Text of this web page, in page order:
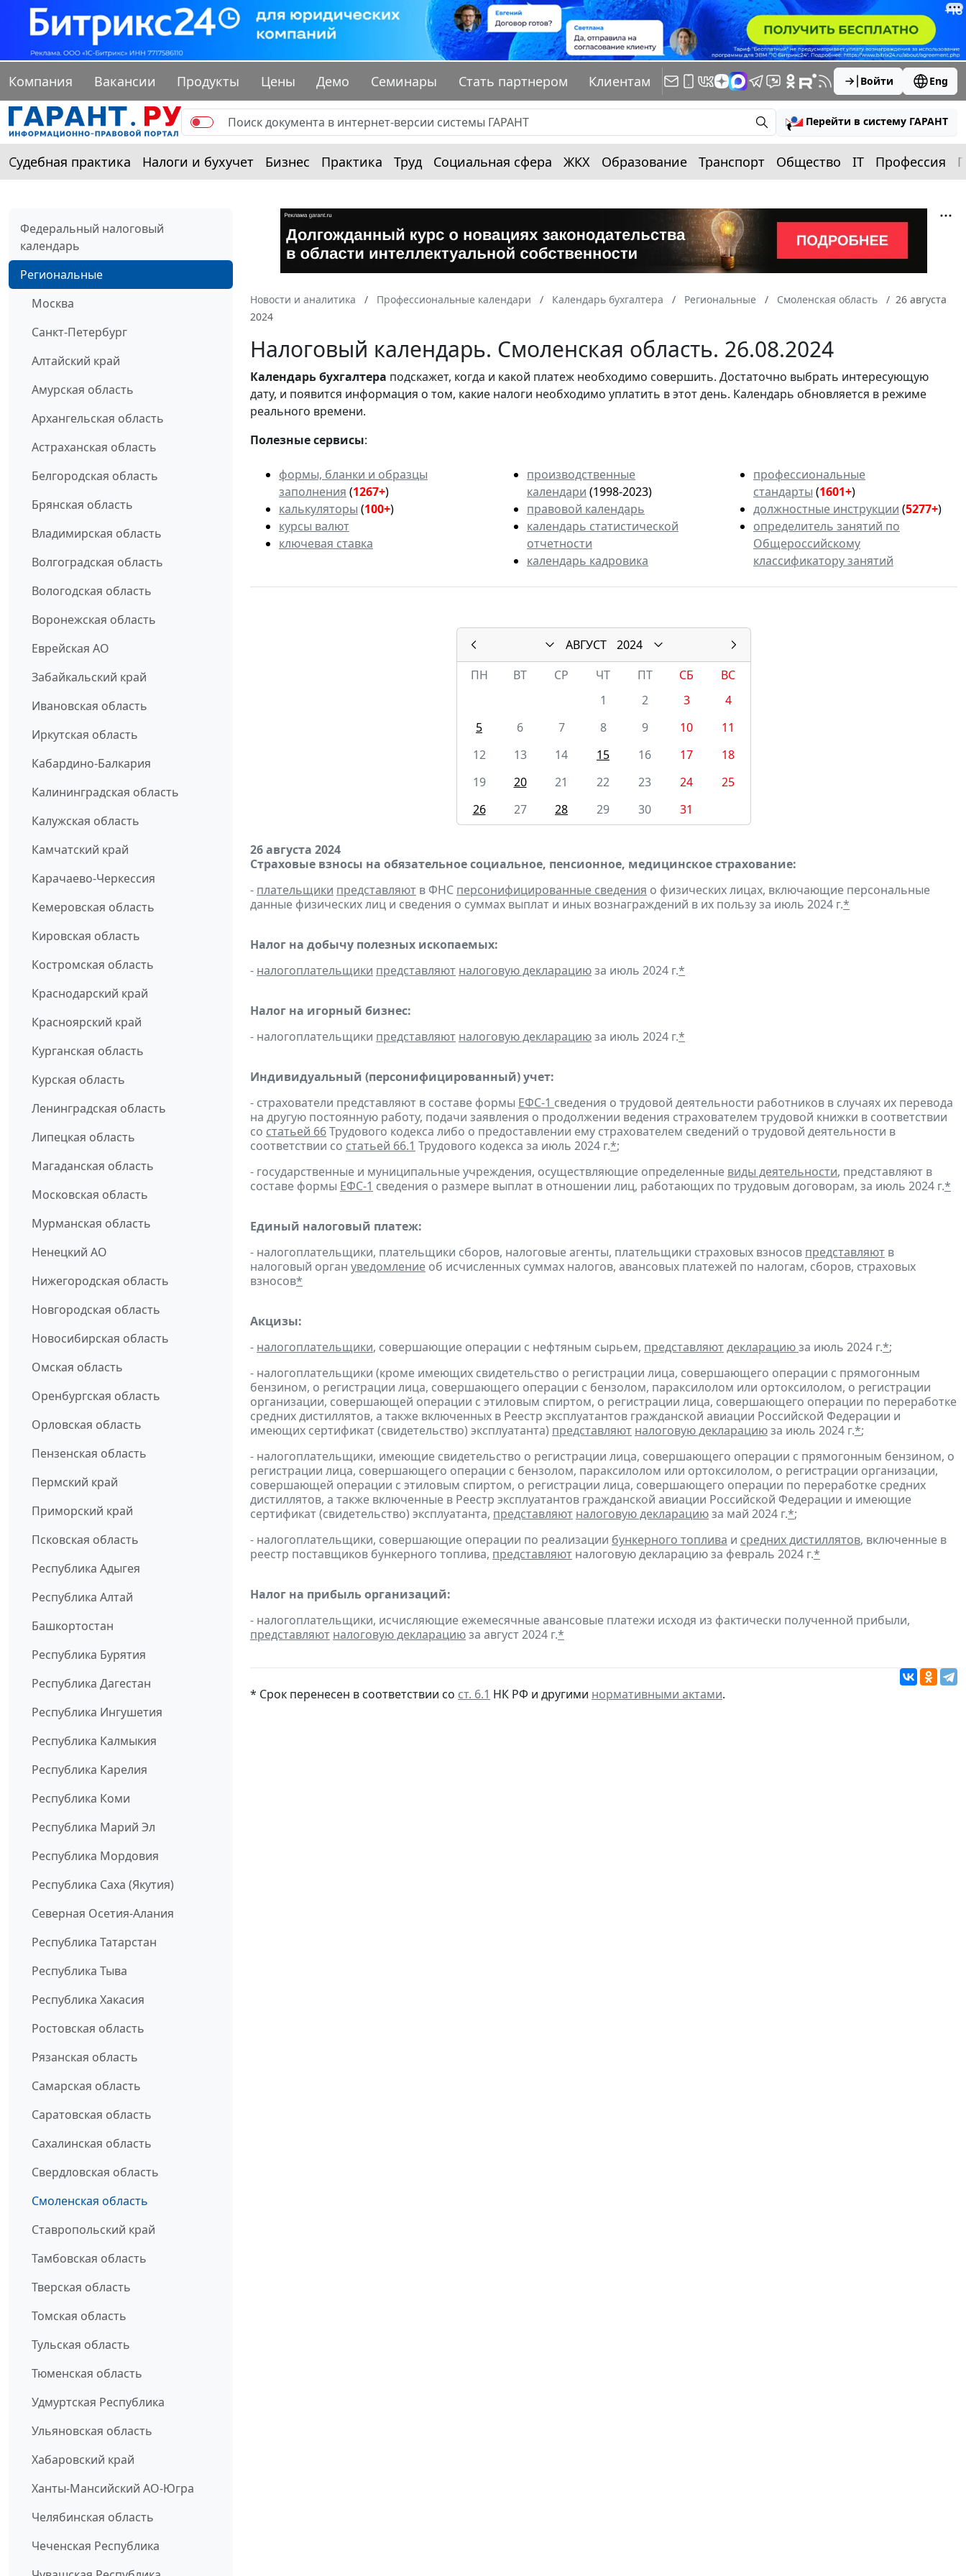
Компания Вакансии Продукты Цены Демо Семинары Стать партнером Клиентам Войти Eng
Перейти в систему ГАРАНТ
Судебная практика Налоги и бухучет Бизнес Практика Труд Социальная сфера ЖКХ Образование Транспорт Общество IT Профессия
Федеральный налоговый
календарь
Региональные
Москва
Санкт-Петербург
Алтайский край
Амурская область
Архангельская область
Астраханская область
Белгородская область
Брянская область
Владимирская область
Волгоградская область
Вологодская область
Воронежская область
Еврейская АО
Забайкальский край
Ивановская область
Иркутская область
Кабардино-Балкария
Калининградская область
Калужская область
Камчатский край
Карачаево-Черкессия
Кемеровская область
Кировская область
Костромская область
Краснодарский край
Красноярский край
Курганская область
Курская область
Ленинградская область
Липецкая область
Магаданская область
Московская область
Мурманская область
Ненецкий АО
Нижегородская область
Новгородская область
Новосибирская область
Омская область
Оренбургская область
Орловская область
Пензенская область
Пермский край
Приморский край
Псковская область
Республика Адыгея
Республика Алтай
Башкортостан
Республика Бурятия
Республика Дагестан
Республика Ингушетия
Республика Калмыкия
Республика Карелия
Республика Коми
Республика Марий Эл
Республика Мордовия
Республика Саха (Якутия)
Северная Осетия-Алания
Республика Татарстан
Республика Тыва
Республика Хакасия
Ростовская область
Рязанская область
Самарская область
Саратовская область
Сахалинская область
Свердловская область
Смоленская область
Ставропольский край
Тамбовская область
Тверская область
Томская область
Тульская область
Тюменская область
Удмуртская Республика
Ульяновская область
Хабаровский край
Ханты-Мансийский АО-Югра
Челябинская область
Чеченская Республика
Новости и аналитика Профессиональные календари Календарь бухгалтера Региональные Смоленская область
26 августа
2024
Налоговый календарь. Смоленская область. 26.08.2024
Календарьбухгалтера подскажет, когда и какой платеж необходимо совершить. Достаточно выбрать интересующую
дату, и появится информация о том, какие налоги необходимо уплатить в этот день. Календарь обновляется в режиме
реального времени.
Полезные сервисы:
формы, бланки и образцы
заполнения (1267+)
калькуляторы (100+)
курсы валют
ключевая ставка
производственные
календари (1998-2023)
правовой календарь
календарь статистической
отчетности
календарь кадровика
профессиональные
стандарты (1601+)
должностные инструкции (5277+)
определитель занятий по
Общероссийскому
классификатору занятий
АВГУСТ
2024
ПН
ВТ СР ЧТ ПТ СБ
ВС
1
2 3
4
5
6 7 8 9 10
11
12
13 14 15 16 17
18
19
20 21 22 23 24
25
26
27 28 29 30 31
26 августа 2024
Страховые взносы на обязательное социальное, пенсионное, медицинское страхование:
- плательщики представляют в ФНС персонифицированные сведения о физических лицах, включающие персональные
данные физических лиц и сведения о суммах выплат и иных вознаграждений в их пользу за июль 2024 г.*
Налог на добычу полезных ископаемых:
- налогоплательщики представляют налоговую декларациюза июль 2024 г.*
Налог на игорный бизнес:
- налогоплательщики представляют налоговую декларациюза июль 2024 г.*
Индивидуальный (персонифицированный) учет:
- страхователи представляют в составе формы ЕФС-1 сведения о трудовой деятельности работников в случаях их перевода
на другую постоянную работу, подачи заявления о продолжении ведения страхователем трудовой книжки в соответствии
со статьей 66Трудового кодекса либо о предоставлении ему страхователем сведений о трудовой деятельности в
соответствии со статьей 66.1 Трудового кодекса за июль 2024 г.*;
- государственные и муниципальные учреждения, осуществляющие определенные виды деятельности, представляют в
составе формы ЕФС-1 сведения о размере выплат в отношении лиц, работающих по трудовым договорам, за июль 2024 г.*
Единый налоговый платеж:
- налогоплательщики, плательщики сборов, налоговые агенты, плательщики страховых взносов представляют в
налоговый орган уведомление об исчисленных суммах налогов, авансовых платежей по налогам, сборов, страховых
взносов*
Акцизы:
- налогоплательщики, совершающие операции с нефтяным сырьем, представляютдекларациюза июль 2024 г.*;
- налогоплательщики (кроме имеющих свидетельство о регистрации лица, совершающего операции с прямогонным
бензином, о регистрации лица, совершающего операции с бензолом, параксилолом или ортоксилолом, о регистрации
организации, совершающей операции с этиловым спиртом, о регистрации лица, совершающего операции по переработке
средних дистиллятов, а также включенных в Реестр эксплуатантов гражданской авиации Российской Федерации и
имеющих сертификат (свидетельство) эксплуатанта) представляют налоговую декларациюза июль 2024 г.*;
- налогоплательщики, имеющие свидетельство о регистрации лица, совершающего операции с прямогонным бензином, о
регистрации лица, совершающего операции с бензолом, параксилолом или ортоксилолом, о регистрации организации,
совершающей операции с этиловым спиртом, о регистрации лица, совершающего операции по переработке средних
дистиллятов, а также включенные в Реестр эксплуатантов гражданской авиации Российской Федерации и имеющие
сертификат (свидетельство) эксплуатанта, представляют налоговую декларациюза май 2024 г.*;
- налогоплательщики, совершающие операции по реализации бункерного топлива и средних дистиллятов, включенные в
реестр поставщиков бункерного топлива, представляют налоговую декларацию за февраль 2024 г.*
Налог на прибыль организаций:
- налогоплательщики, исчисляющие ежемесячные авансовые платежи исходя из фактически полученной прибыли,
представляют налоговую декларациюза август 2024 г.*
* Срок перенесен в соответствии со ст. 6.1 НК РФ и другими нормативными актами.